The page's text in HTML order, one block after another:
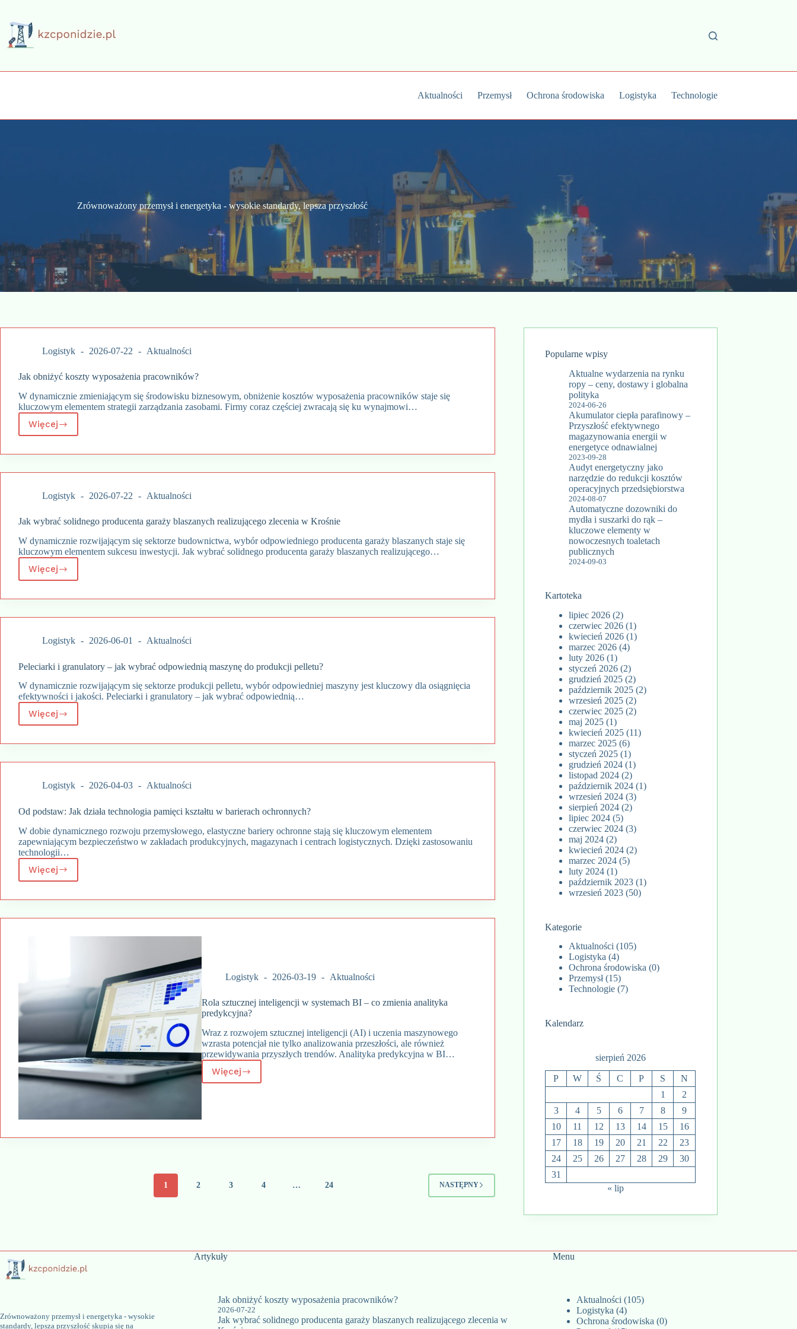
treści
Aktualności Przemysł Ochrona środowiska Logistyka Technologie
Zrównoważony przemysł i energetyka - wysokie standardy, lepsza przyszłość
Logistyk 2026-07-22 Aktualności
Jak obniżyć koszty wyposażenia pracowników?
W dynamicznie zmieniającym się środowisku biznesowym, obniżenie kosztów wyposażenia pracowników staje się
kluczowym elementem strategii zarządzania zasobami. Firmy coraz częściej zwracają się ku wynajmowi…
Więcej
Jak
obniżyć
pracowników?
Logistyk 2026-07-22 Aktualności
Jak wybrać solidnego producenta garaży blaszanych realizującego zlecenia w Krośnie
W dynamicznie rozwijającym się sektorze budownictwa, wybór odpowiedniego producenta garaży blaszanych staje się
kluczowym elementem sukcesu inwestycji. Jak wybrać solidnego producenta garaży blaszanych realizującego…
Więcej
Jak
wybrać
garaży
realizującego
zlecenia
Krośnie
Logistyk 2026-06-01 Aktualności
Peleciarki i granulatory – jak wybrać odpowiednią maszynę do produkcji pelletu?
W dynamicznie rozwijającym się sektorze produkcji pelletu, wybór odpowiedniej maszyny jest kluczowy dla osiągnięcia
efektywności i jakości. Peleciarki i granulatory – jak wybrać odpowiednią…
WięcejPeleciarki
i
jak
odpowiednią
maszynę
produkcji
pelletu?
Logistyk 2026-04-03 Aktualności
Od podstaw: Jak działa technologia pamięci kształtu w barierach ochronnych?
W dobie dynamicznego rozwoju przemysłowego, elastyczne bariery ochronne stają się kluczowym elementem
zapewniającym bezpieczeństwo w zakładach produkcyjnych, magazynach i centrach logistycznych. Dzięki zastosowaniu
technologii…
Więcej
Od
podstaw:
technologia
kształtu
Logistyk 2026-03-19 Aktualności
Rola sztucznej inteligencji w systemach BI – co zmienia analityka
predykcyjna?
Wraz z rozwojem sztucznej inteligencji (AI) i uczenia maszynowego
wzrasta potencjał nie tylko analizowania przeszłości, ale również
przewidywania przyszłych trendów. Analityka predykcyjna w BI…
WięcejRola
sztucznej
–
predykcyjna?
1 2 3 4 … 24 NASTĘPNY
Popularne wpisy
Aktualne wydarzenia na rynku
ropy – ceny, dostawy i globalna
polityka
2024-06-26
Akumulator ciepła parafinowy –
Przyszłość efektywnego
magazynowania energii w
energetyce odnawialnej
2023-09-28
Audyt energetyczny jako
narzędzie do redukcji kosztów
operacyjnych przedsiębiorstwa
2024-08-07
Automatyczne dozowniki do
mydła i suszarki do rąk –
kluczowe elementy w
nowoczesnych toaletach
publicznych
2024-09-03
Kartoteka
lipiec 2026 (2)
czerwiec 2026 (1)
kwiecień 2026 (1)
marzec 2026 (4)
luty 2026 (1)
styczeń 2026 (2)
grudzień 2025 (2)
październik 2025 (2)
wrzesień 2025 (2)
czerwiec 2025 (2)
maj 2025 (1)
kwiecień 2025 (11)
marzec 2025 (6)
styczeń 2025 (1)
grudzień 2024 (1)
listopad 2024 (2)
październik 2024 (1)
wrzesień 2024 (3)
sierpień 2024 (2)
lipiec 2024 (5)
czerwiec 2024 (3)
maj 2024 (2)
kwiecień 2024 (2)
marzec 2024 (5)
luty 2024 (1)
październik 2023 (1)
wrzesień 2023 (50)
Kategorie
Aktualności (105)
Logistyka (4)
Ochrona środowiska (0)
Przemysł(15)
Technologie (7)
Kalendarz
sierpień 2026
P W Ś C P S
N
1
2
3
4 5 6 7 8
9
10
11 12 13 14 15
16
17
18 19 20 21 22
23
24
25 26 27 28 29
30
31
« lip
Zrównoważony przemysł i energetyka - wysokie
standardy, lepsza przyszłość skupia się na
Artykuły
Jak obniżyć koszty wyposażenia pracowników?
2026-07-22
Jak wybrać solidnego producenta garaży blaszanych realizującego zlecenia w
Menu
Aktualności (105)
Logistyka (4)
Ochrona środowiska (0)